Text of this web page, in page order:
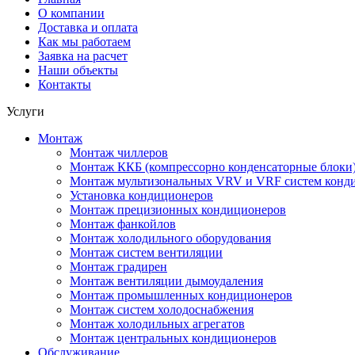
О компании
Доставка и оплата
Как мы работаем
Заявка на расчет
Наши объекты
Контакты
Услуги
Монтаж
Монтаж чиллеров
Монтаж ККБ (компрессорно конденсаторные
Монтаж мультизональных VRV и VRF систем
Установка кондиционеров
Монтаж прецизионных кондиционеров
Монтаж фанкойлов
Монтаж холодильного оборудования
Монтаж систем вентиляции
Монтаж градирен
Монтаж вентиляции дымоудаления
Монтаж промышленных кондиционеров
Монтаж систем холодоснабжения
Монтаж холодильных агрегатов
Монтаж центральных кондиционеров